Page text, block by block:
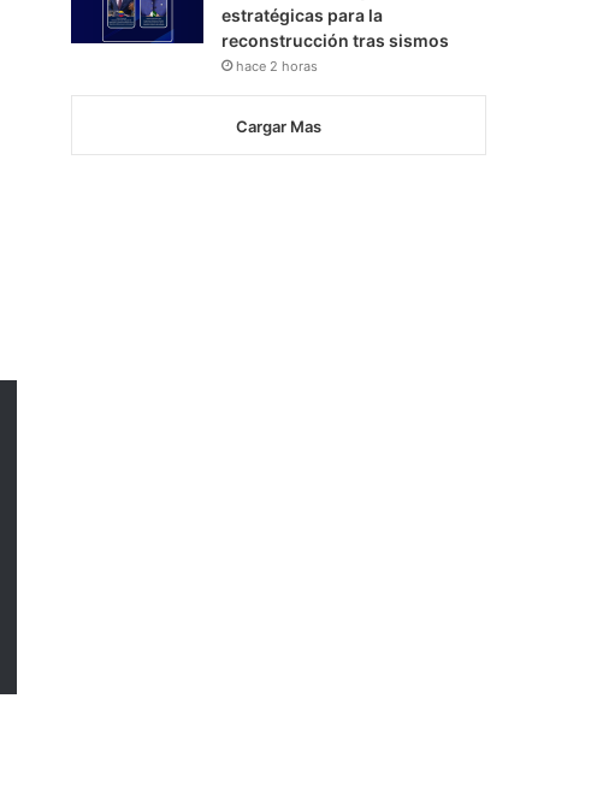
estratégicas para la
reconstrucción tras sismos
hace 2 horas
Cargar Mas